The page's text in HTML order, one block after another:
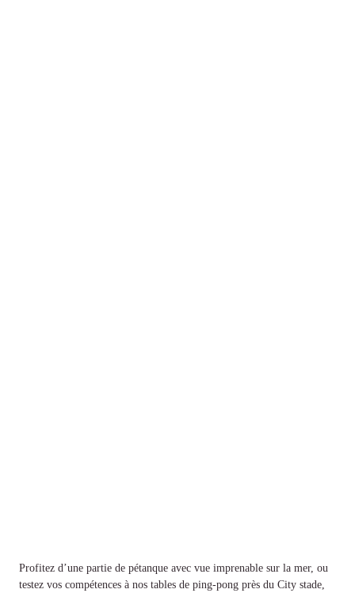
Profitez d’une partie de pétanque avec vue imprenable sur la mer, ou
testez vos compétences à nos tables de ping-pong près du City stade,